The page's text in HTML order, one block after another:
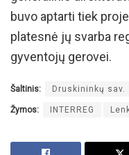
buvo aptarti tiek
platesnė jų svarba
gyventojų gerovei.
Šaltinis: Druskininkų sav.
Žymos: INTERREG